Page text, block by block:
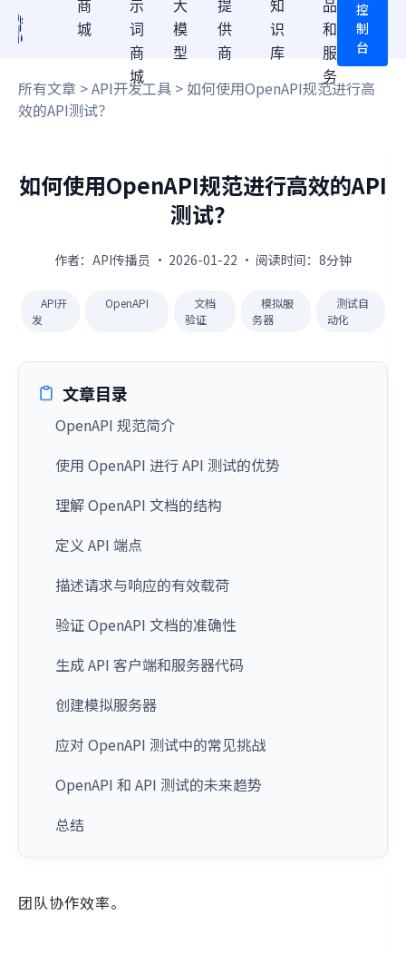
商
城
示
词
商
城
大
模
型
提
供
商
知
识
库
品
和
服
务
控
制
台
所有文章 >API开发工具 > 如何使用OpenAPI规范进行高
效的API测试？
如何使用OpenAPI规范进行高效的API
测试？
作者：API传播员 · 2026-01-22 · 阅读时间：8分钟
API开
发
OpenAPI
文档
验证
模拟服
务器
测试自
动化
文章目录
OpenAPI 规范简介
使用 OpenAPI 进行 API 测试的优势
理解 OpenAPI 文档的结构
定义 API 端点
描述请求与响应的有效载荷
验证 OpenAPI 文档的准确性
生成 API 客户端和服务器代码
创建模拟服务器
应对 OpenAPI 测试中的常见挑战
OpenAPI 和 API 测试的未来趋势
总结
团队协作效率。